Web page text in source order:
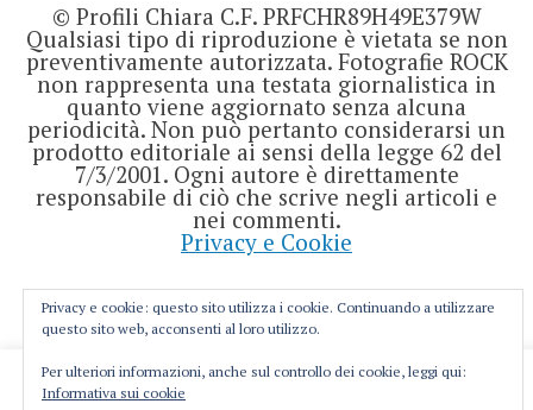
© Profili Chiara C.F. PRFCHR89H49E379W
Qualsiasi tipo di riproduzione è vietata se non
preventivamente autorizzata. Fotografie ROCK
non rappresenta una testata giornalistica in
quanto viene aggiornato senza alcuna
periodicità. Non può pertanto considerarsi un
prodotto editoriale ai sensi della legge 62 del
7/3/2001. Ogni autore è direttamente
responsabile di ciò che scrive negli articoli e
nei commenti.
Privacy e Cookie
This website uses cookies to improve your experience. We'll
Privacy e cookie: questo sito utilizza i cookie. Continuando a utilizzare
questo sito web, acconsenti al loro utilizzo.
Per ulteriori informazioni, anche sul controllo dei cookie, leggi qui:
Informativa sui cookie